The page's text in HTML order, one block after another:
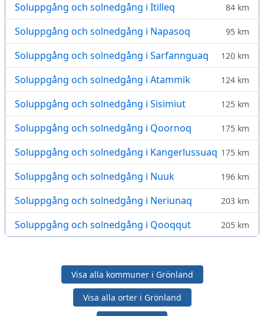
Soluppgång och solnedgång i Itilleq 84 km
Soluppgång och solnedgång i Napasoq 95 km
Soluppgång och solnedgång i Sarfannguaq 120 km
Soluppgång och solnedgång i Atammik 124 km
Soluppgång och solnedgång i Sisimiut 125 km
Soluppgång och solnedgång i Qoornoq 175 km
Soluppgång och solnedgång i Kangerlussuaq 175 km
Soluppgång och solnedgång i Nuuk 196 km
Soluppgång och solnedgång i Neriunaq 203 km
Soluppgång och solnedgång i Qooqqut 205 km
Visa alla kommuner i Grönland
Visa alla orter i Grönland